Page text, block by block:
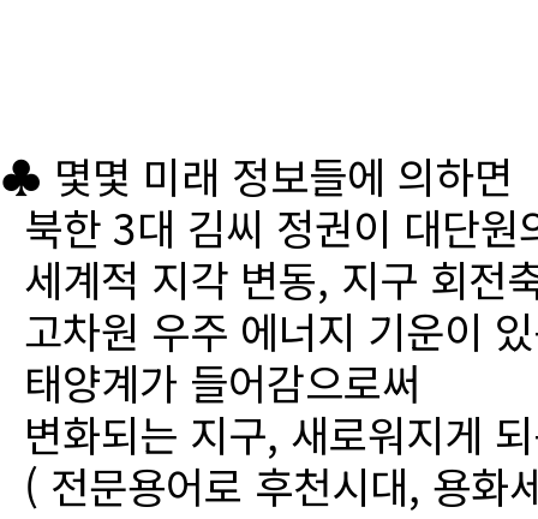
♣ 몇몇 미래 정보들에 의하면
북한 3대 김씨 정권이 대단
세계적 지각 변동, 지구 회전
고차원 우주 에너지 기운이
태양계가 들어감으로써
변화되는 지구, 새로워지게
( 전문용어로 후천시대, 용화